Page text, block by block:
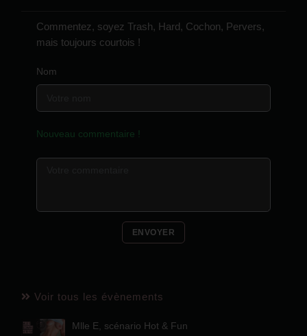
Commentez, soyez Trash, Hard, Cochon, Pervers,
mais toujours courtois !
Nom
Nouveau commentaire !
ENVOYER
Voir tous les évènements
Mlle E, scénario Hot & Fun